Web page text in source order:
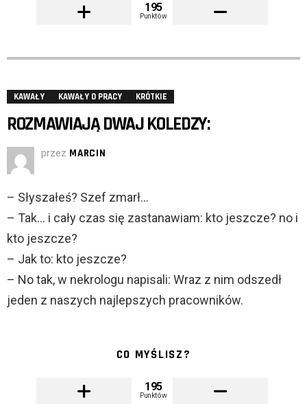
195
Punktów
KAWAŁY KAWAŁY O PRACY KRÓTKIE
ROZMAWIAJĄ DWAJ KOLEDZY:
przez MARCIN
– Słyszałeś? Szef zmarł…
– Tak… i cały czas się zastanawiam: kto jeszcze? no i
kto jeszcze?
– Jak to: kto jeszcze?
– No tak, w nekrologu napisali: Wraz z nim odszedł
jeden z naszych najlepszych pracowników.
CO MYŚLISZ?
195
Punktów